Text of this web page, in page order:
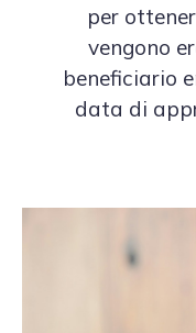
per
vengono
beneficiario
data di